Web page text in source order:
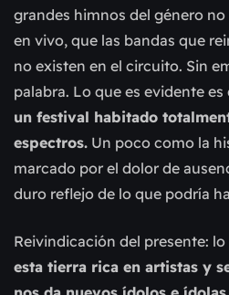
grandes himnos del género
en vivo, que las bandas que
no existen en el circuito. Sin
palabra. Lo que es evidente es
un festival habitado
espectros. Un poco como la
marcado por el dolor de
duro reflejo de lo que podría
Reivindicación del presente:
esta tierra rica en artistas y